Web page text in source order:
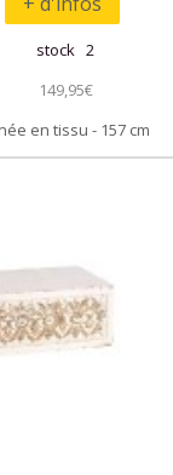
stock 2
149,95€
en tissu - 157 cm